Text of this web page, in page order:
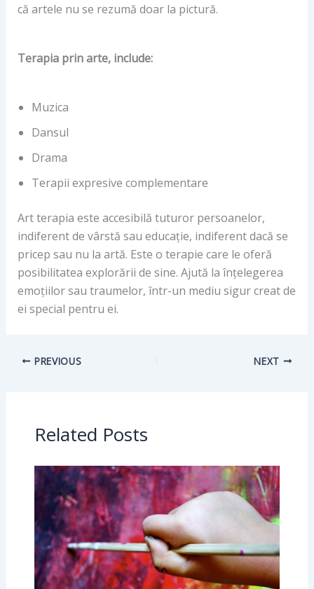
că artele nu se rezumă doar la pictură.
Terapia prin arte, include:
Muzica
Dansul
Drama
Terapii expresive complementare
Art terapia este accesibilă tuturor persoanelor,
indiferent de vârstă sau educație, indiferent dacă se
pricep sau nu la artă. Este o terapie care le oferă
posibilitatea explorării de sine. Ajută la înțelegerea
emoțiilor sau traumelor, într-un mediu sigur creat de
ei special pentru ei.
PREVIOUS NEXT
Related Posts